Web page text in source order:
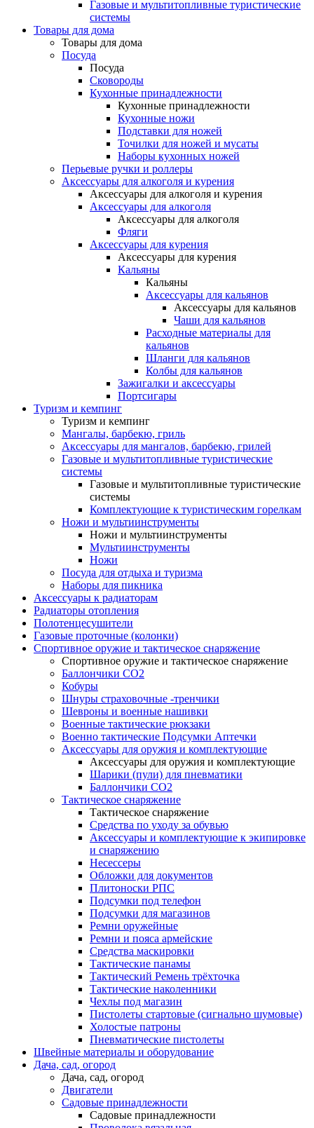
Газовые и мультитопливные туристические
системы
Товары для дома
Товары для дома
Посуда
Посуда
Сковороды
Кухонные принадлежности
Кухонные принадлежности
Кухонные ножи
Подставки для ножей
Точилки для ножей и мусаты
Наборы кухонных ножей
Перьевые ручки и роллеры
Аксессуары для алкоголя и курения
Аксессуары для алкоголя и курения
Аксессуары для алкоголя
Аксессуары для алкоголя
Фляги
Аксессуары для курения
Аксессуары для курения
Кальяны
Кальяны
Аксессуары для кальянов
Аксессуары для кальянов
Чаши для кальянов
Расходные материалы для
кальянов
Шланги для кальянов
Колбы для кальянов
Зажигалки и аксессуары
Портсигары
Туризм и кемпинг
Туризм и кемпинг
Мангалы, барбекю, гриль
Аксессуары для мангалов, барбекю, грилей
Газовые и мультитопливные туристические
системы
Газовые и мультитопливные туристические
системы
Комплектующие к туристическим горелкам
Ножи и мультиинструменты
Ножи и мультиинструменты
Мультиинструменты
Ножи
Посуда для отдыха и туризма
Наборы для пикника
Аксессуары к радиаторам
Радиаторы отопления
Полотенцесушители
Газовые проточные (колонки)
Спортивное оружие и тактическое снаряжение
Спортивное оружие и тактическое снаряжение
Баллончики CO2
Кобуры
Шнуры страховочные -тренчики
Шевроны и военные нашивки
Военные тактические рюкзаки
Военно тактические Подсумки Аптечки
Аксессуары для оружия и комплектующие
Аксессуары для оружия и комплектующие
Шарики (пули) для пневматики
Баллончики CO2
Тактическое снаряжение
Тактическое снаряжение
Средства по уходу за обувью
Аксессуары и комплектующие к экипировке
и снаряжению
Несессеры
Обложки для документов
Плитоноски РПС
Подсумки под телефон
Подсумки для магазинов
Ремни оружейные
Ремни и пояса армейские
Средства маскировки
Тактические панамы
Тактический Ремень трёхточка
Тактические наколенники
Чехлы под магазин
Пистолеты стартовые (сигнально шумовые)
Холостые патроны
Пневматические пистолеты
Швейные материалы и оборудование
Дача, сад, огород
Дача, сад, огород
Двигатели
Садовые принадлежности
Садовые принадлежности